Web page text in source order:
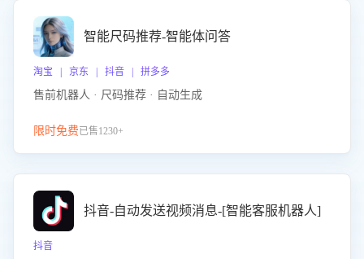
智能尺码推荐-智能体问答
淘宝 | 京东 | 抖音 | 拼多多
售前机器人 · 尺码推荐 · 自动生成
限时免费已售1230+
抖音-自动发送视频消息-[智能客服机器人]
抖音